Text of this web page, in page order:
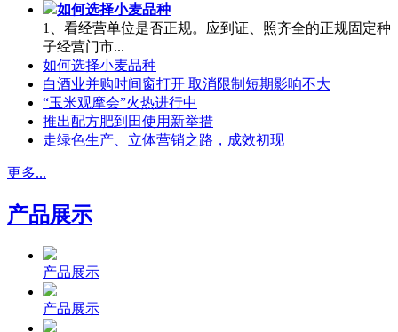
如何选择小麦品种
1、看经营单位是否正规。应到证、照齐全的正规固定种
子经营门市...
如何选择小麦品种
白酒业并购时间窗打开 取消限制短期影响不大
“玉米观摩会”火热进行中
推出配方肥到田使用新举措
走绿色生产、立体营销之路，成效初现
更多...
产品展示
产品展示
产品展示